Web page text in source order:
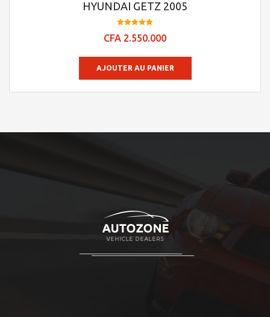
HYUNDAI GETZ 2005
4.95
CFA 2.550.000
AJOUTER AU PANIER